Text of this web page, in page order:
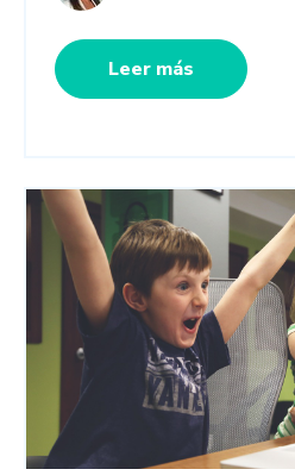
Leer más